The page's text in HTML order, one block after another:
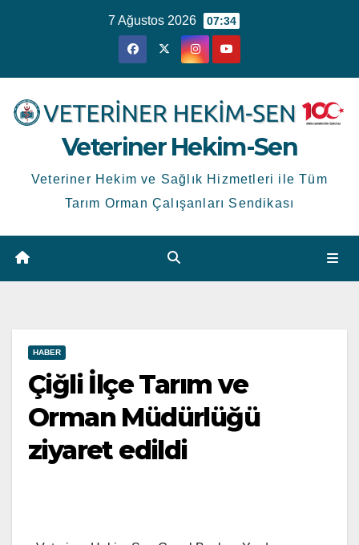
7 Ağustos 2026 07:34
Veteriner Hekim-Sen
Veteriner Hekim ve Sağlık Hizmetleri ile Tüm
Tarım Orman Çalışanları Sendikası
HABER
Çiğli İlçe Tarım ve
Orman Müdürlüğü
ziyaret edildi